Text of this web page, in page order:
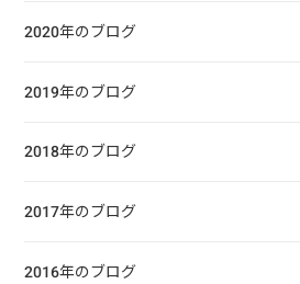
2020年のブログ
2019年のブログ
2018年のブログ
2017年のブログ
2016年のブログ